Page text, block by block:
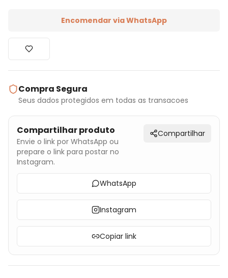
Encomendar via WhatsApp
Compra Segura
Seus dados protegidos em todas as transacoes
Compartilhar produto
Envie o link por WhatsApp ou
prepare o link para postar no
Instagram.
Compartilhar
WhatsApp
Instagram
Copiar link